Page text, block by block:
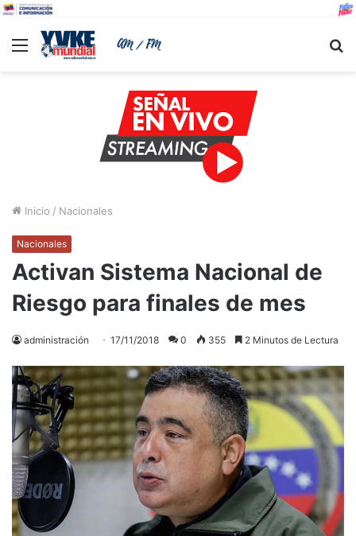
Menu
Inicio / Nacionales
Nacionales
Activan Sistema Nacional de
Riesgo para finales de mes
administración 17/11/2018 0 355 2 Minutos de Lectura